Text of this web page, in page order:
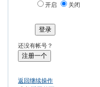
开启
关闭
登录
还没有帐号？
注册一个
返回继续操作